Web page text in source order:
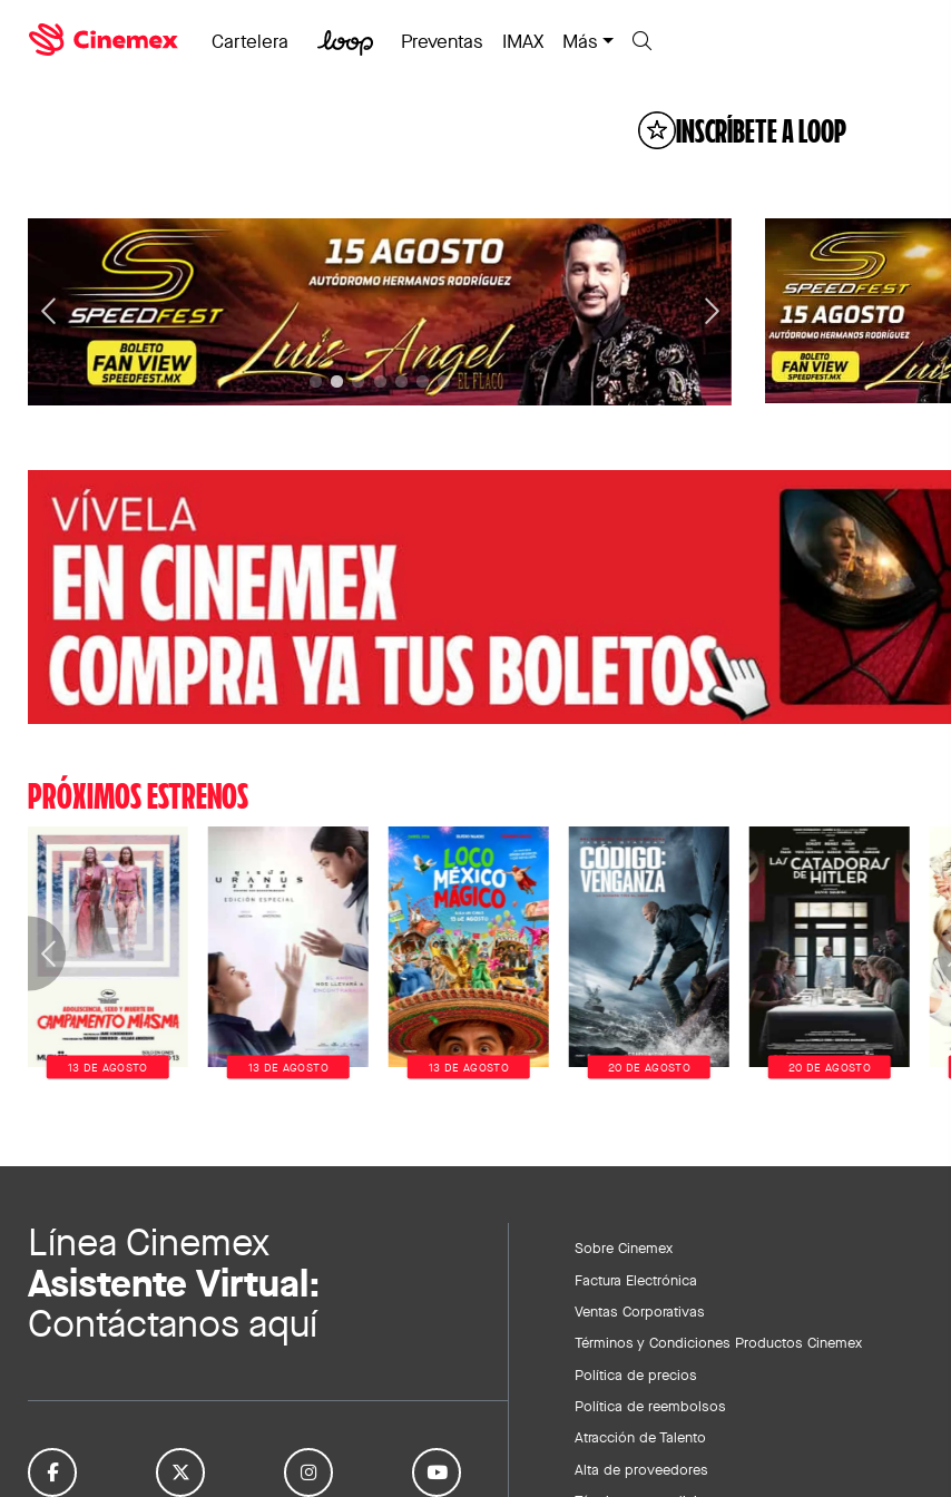
Cartelera Preventas IMAX Más
INSCRÍBETE A LOOP
PRÓXIMOS ESTRENOS
13 DE AGOSTO 13 DE AGOSTO 13 DE AGOSTO 20 DE AGOSTO 20 DE AGOSTO
Línea Cinemex
Asistente Virtual:
Contáctanos aquí
Sobre Cinemex
Factura Electrónica
Ventas Corporativas
Términos y Condiciones Productos Cinemex
Política de precios
Política de reembolsos
Atracción de Talento
Alta de proveedores